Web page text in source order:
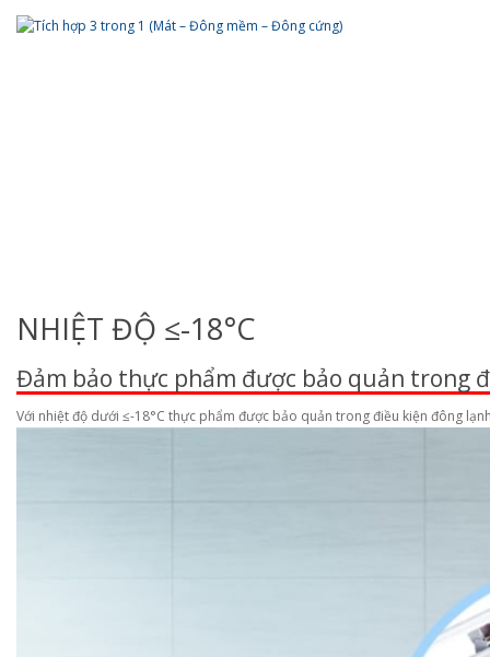
NHIỆT ĐỘ ≤-18°C
Đảm bảo thực phẩm được bảo quản trong
Với nhiệt độ dưới ≤-18°C thực phẩm được bảo quản trong điều kiện đông